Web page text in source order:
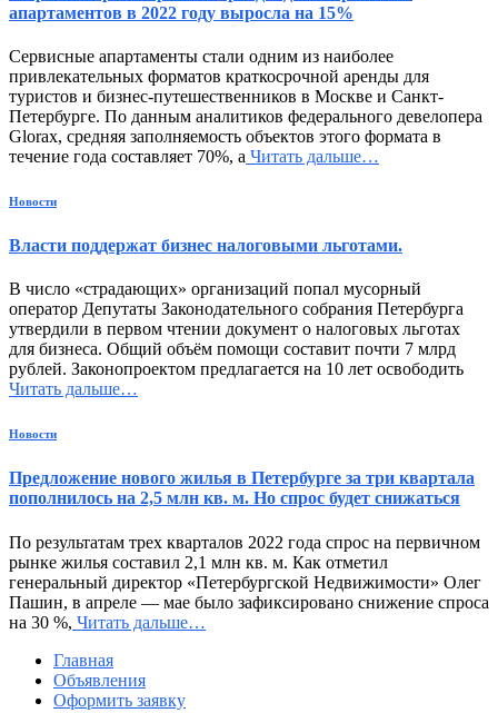
апартаментов в 2022 году выросла на 15%
Сервисные апартаменты стали одним из наиболее
привлекательных форматов краткосрочной аренды для
туристов и бизнес-путешественников в Москве и Санкт-
Петербурге. По данным аналитиков федерального девелопера
Glorax, средняя заполняемость объектов этого формата в
течение года составляет 70%, а Читать дальше…
Новости
Власти поддержат бизнес налоговыми льготами.
В число «страдающих» организаций попал мусорный
оператор Депутаты Законодательного собрания Петербурга
утвердили в первом чтении документ о налоговых льготах
для бизнеса. Общий объём помощи составит почти 7 млрд
рублей. Законопроектом предлагается на 10 лет освободить
Читать дальше…
Новости
Предложение нового жилья в Петербурге за три квартала
пополнилось на 2,5 млн кв. м. Но спрос будет снижаться
По результатам трех кварталов 2022 года спрос на первичном
рынке жилья составил 2,1 млн кв. м. Как отметил
генеральный директор «Петербургской Недвижимости» Олег
Пашин, в апреле — мае было зафиксировано снижение спроса
на 30 %, Читать дальше…
Главная
Объявления
Оформить заявку